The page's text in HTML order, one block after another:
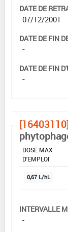
DATE DE
07/12/2001
DATE DE FIN
-
DATE DE FIN
-
DOSE MAX
D'EMPLOI
0,67 L/hL
INTERVALLE
-